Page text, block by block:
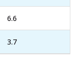
6.6
3.7